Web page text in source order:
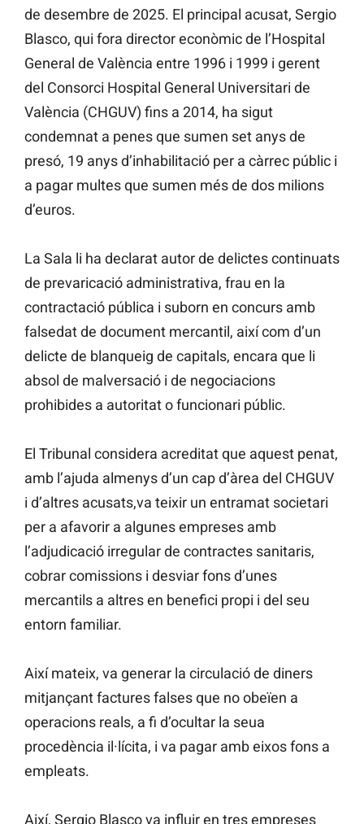
de desembre de 2025. El principal acusat, Sergio
Blasco, qui fora director econòmic de l’Hospital
General de València entre 1996 i 1999 i gerent
del Consorci Hospital General Universitari de
València (CHGUV) fins a 2014, ha sigut
condemnat a penes que sumen set anys de
presó, 19 anys d’inhabilitació per a càrrec públic i
a pagar multes que sumen més de dos milions
d’euros.
La Sala li ha declarat autor de delictes continuats
de prevaricació administrativa, frau en la
contractació pública i suborn en concurs amb
falsedat de document mercantil, així com d’un
delicte de blanqueig de capitals, encara que li
absol de malversació i de negociacions
prohibides a autoritat o funcionari públic.
El Tribunal considera acreditat que aquest penat,
amb l’ajuda almenys d’un cap d’àrea del CHGUV
i d’altres acusats,va teixir un entramat societari
per a afavorir a algunes empreses amb
l’adjudicació irregular de contractes sanitaris,
cobrar comissions i desviar fons d’unes
mercantils a altres en benefici propi i del seu
entorn familiar.
Així mateix, va generar la circulació de diners
mitjançant factures falses que no obeïen a
operacions reals, a fi d’ocultar la seua
procedència il·lícita, i va pagar amb eixos fons a
empleats.
Així, Sergio Blasco va influir en tres empreses